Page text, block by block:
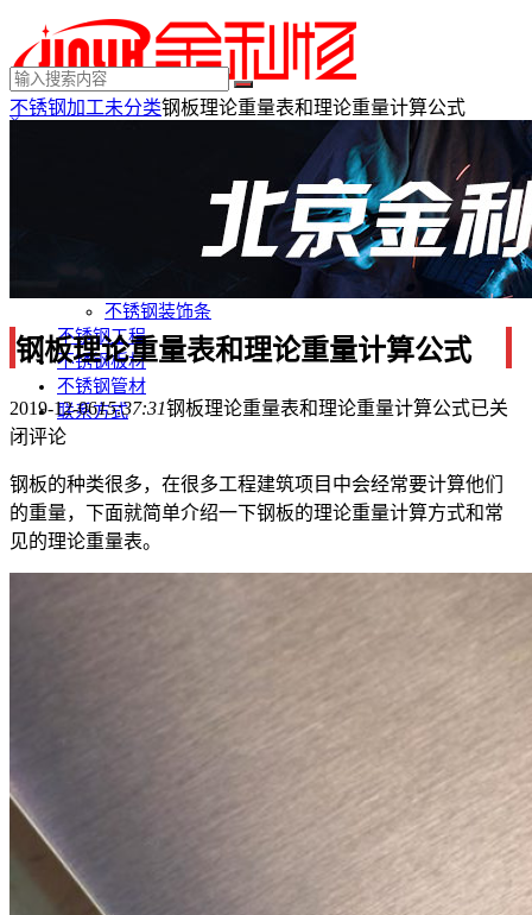
×
不锈钢装饰条
不锈钢工程
不锈钢板材
不锈钢管材
联系方式
不锈钢加工未分类钢板理论重量表和理论重量计算公式
钢板理论重量表和理论重量计算公式
2019-12-0615:37:31钢板理论重量表和理论重量计算公式已关
闭评论
钢板的种类很多，在很多工程建筑项目中会经常要计算他们
的重量，下面就简单介绍一下钢板的理论重量计算方式和常
见的理论重量表。